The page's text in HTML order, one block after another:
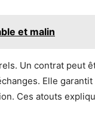
et malin
Un contrat peut
Elle
Ces atouts